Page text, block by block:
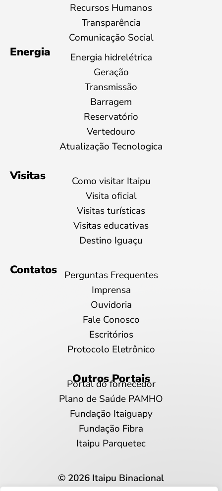
Recursos Humanos
Transparência
Comunicação Social
Energia
Energia hidrelétrica
Geração
Transmissão
Barragem
Reservatório
Vertedouro
Atualização Tecnologica
Visitas
Como visitar Itaipu
Visita oficial
Visitas turísticas
Visitas educativas
Destino Iguaçu
Contatos
Perguntas Frequentes
Imprensa
Ouvidoria
Fale Conosco
Escritórios
Protocolo Eletrônico
Outros Portais
Portal do fornecedor
Plano de Saúde PAMHO
Fundação Itaiguapy
Fundação Fibra
Itaipu Parquetec
© 2026 Itaipu Binacional